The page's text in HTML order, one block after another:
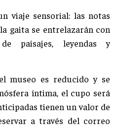
viaje sensorial: las notas
gaita se entrelazarán con
paisajes, leyendas y
museo es reducido y se
íntima, el cupo será
tienen un valor de
a través del correo